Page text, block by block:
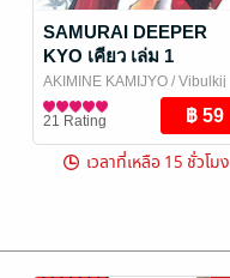
SAMURAI DEEPER
KYO เคียว เล่ม 1
AKIMINE KAMIJYO / Vibulkij
Publishing
การ์ตูนทั่วไป
21 Rating
เวลาที่เหลือ 15 ชั่วโมง